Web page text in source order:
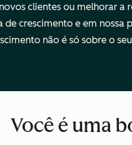
clientes ou melhorar
crescimento e em
não é só sobre o
Você é uma